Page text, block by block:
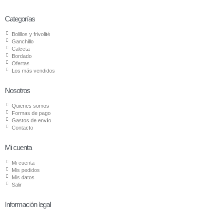
Categorías
Bolillos y frivolité
Ganchillo
Calceta
Bordado
Ofertas
Los más vendidos
Nosotros
Quienes somos
Formas de pago
Gastos de envío
Contacto
Mi cuenta
Mi cuenta
Mis pedidos
Mis datos
Salir
Información legal